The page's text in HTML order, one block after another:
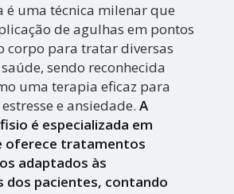
é uma técnica milenar que
de agulhas em pontos
corpo para tratar diversas
sendo reconhecida
uma terapia eficaz para
e ansiedade.A
é especializada em
oferece tratamentos
adaptados às
dos pacientes, contando